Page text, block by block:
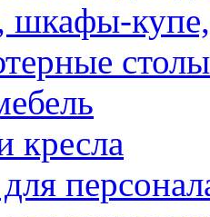
купе,
столы
кресла